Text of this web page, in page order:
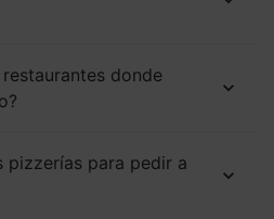
donde
pizzerías para pedir a